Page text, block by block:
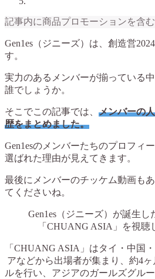
記事内に商品プロモーションを含
Gen1es（ジニーズ）は、創造営
す。
実力のあるメンバーが揃っている
誰でしょうか。
そこでこの記事では、 メンバーの
歴をまとめました。
Gen1esのメンバーたちのプロフィ
選ばれた理由が見えてきます。
最後にメンバーのチッケム動画も
てくださいね。
Gen1es（ジニーズ）が誕生し
「CHUANG ASIA」を視聴
「CHUANG ASIA」はタイ・中国
アなどから出場者が集まり、約4
ルを行い、アジアのガールズグル